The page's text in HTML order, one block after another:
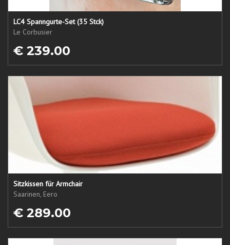
LC4 Spanngurte-Set (35 Stck)
Le Corbusier
€ 239.00
Sitzkissen für Armchair
Saarinen, Eero
€ 289.00